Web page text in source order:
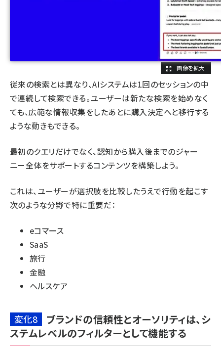
従来の検索とは異なり、AIシステムは1回のセッションの中
で連続して検索できる。ユーザーは新たな検索を始めなく
ても、広範な情報収集をしたあとに購入決定へと移行する
ような動きもできる。
最初のクエリだけでなく、認知から購入後までのジャー
ニー全体をサポートするコンテンツを構築しよう。
これは、ユーザーが選択肢を比較したうえで行動を起こす
次のような分野で特に重要だ：
eコマース
SaaS
旅行
金融
ヘルスケア
変化8
ブランドの信頼性とオーソリティは、シ
ステムレベルのフィルターとして機能する